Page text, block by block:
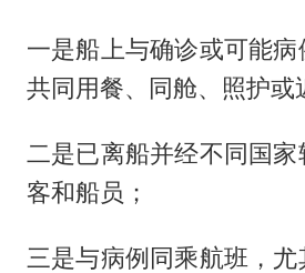
一是船上与确诊或可能病
共同用餐、同舱、照护或
二是已离船并经不同国
客和船员；
三是与病例同乘航班，尤